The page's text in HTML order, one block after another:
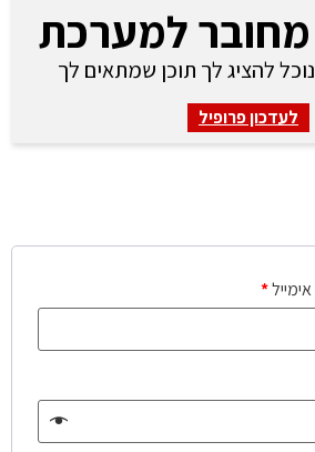
למערכת
להציג לך תוכן שמתאים לך
לעדכון פרופיל
*